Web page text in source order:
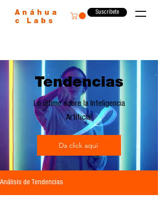
Anáhua
c Labs
Suscríbete
Tendencias
Lo último sobre la Inteligencia
Artificial
Da click aquí
Análisis de Tendencias